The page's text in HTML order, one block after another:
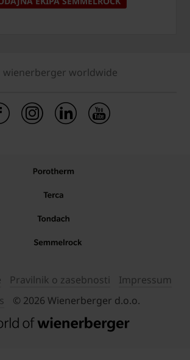
wienerberger worldwide
Pravilnik o zasebnosti
Impressum
© 2026 Wienerberger d.o.o.